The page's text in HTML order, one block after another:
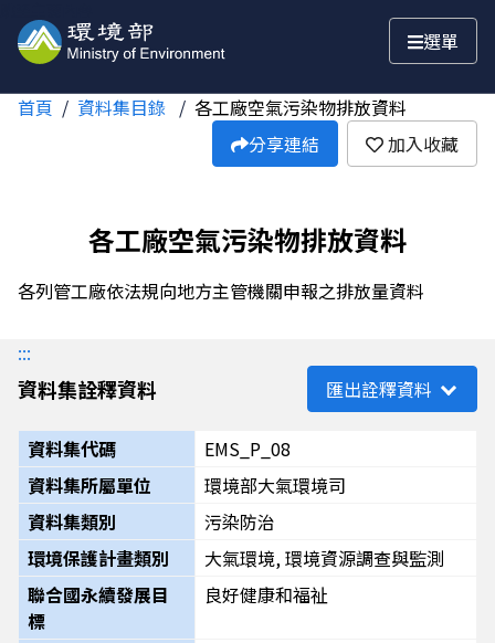
選單
首頁 資料集目錄
各工廠空氣污染物排放資料
分享連結
加入收藏
各工廠空氣污染物排放資料
各列管工廠依法規向地方主管機關申報之排放量資料
:::
資料集詮釋資料 匯出詮釋資料
資料集代碼
EMS_P_08
資料集所屬單位
環境部大氣環境司
資料集類別
污染防治
環境保護計畫類別
大氣環境, 環境資源調查與監測
聯合國永續發展目
標
良好健康和福祉